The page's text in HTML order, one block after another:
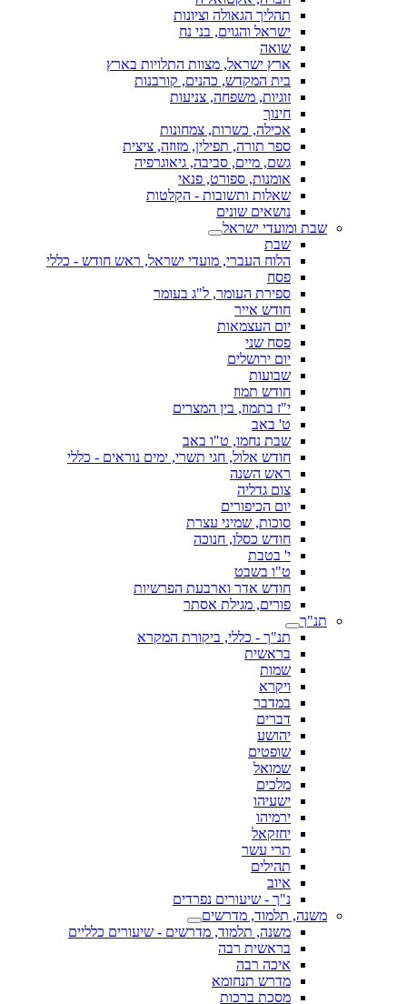
תהליך הגאולה וציונות
ישראל והגוים, בני נח
שואה
ארץ ישראל, מצוות התלויות בארץ
בית המקדש, כהנים, קורבנות
זוגיות, משפחה, צניעות
חינוך
אכילה, כשרות, צמחונות
ספר תורה, תפילין, מזוזה, ציצית
גשם, מיים, סביבה, גיאוגרפיה
אומנות, ספורט, פנאי
שאלות ותשובות - הקלטות
נושאים שונים
שבת ומועדי ישראל
שבת
הלוח העברי, מועדי ישראל, ראש חודש - כללי
פסח
ספירת העומר, ל"ג בעומר
חודש אייר
יום העצמאות
פסח שני
יום ירושלים
שבועות
חודש תמוז
י"ז בתמוז, בין המצרים
ט' באב
שבת נחמו, ט"ו באב
חודש אלול, חגי תשרי, ימים נוראים - כללי
ראש השנה
צום גדליה
יום הכיפורים
סוכות, שמיני עצרת
חודש כסלו, חנוכה
י' בטבת
ט"ו בשבט
חודש אדר וארבעת הפרשיות
פורים, מגילת אסתר
תנ"ך
תנ"ך - כללי, ביקורת המקרא
בראשית
שמות
ויקרא
במדבר
דברים
יהושע
שופטים
שמואל
מלכים
ישעיהו
ירמיהו
יחזקאל
תרי עשר
תהילים
איוב
נ"ך - שיעורים נפרדים
משנה, תלמוד, מדרשים
משנה, תלמוד, מדרשים - שיעורים כלליים
בראשית רבה
איכה רבה
מדרש תנחומא
מסכת ברכות